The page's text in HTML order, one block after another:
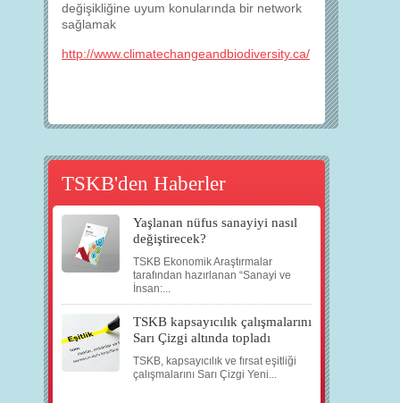
değişikliğine uyum konularında bir network
sağlamak
http://www.climatechangeandbiodiversity.ca/
TSKB'den Haberler
Yaşlanan nüfus sanayiyi nasıl
değiştirecek?
TSKB Ekonomik Araştırmalar
tarafından hazırlanan “Sanayi ve
İnsan:...
TSKB kapsayıcılık çalışmalarını
Sarı Çizgi altında topladı
TSKB, kapsayıcılık ve fırsat eşitliği
çalışmalarını Sarı Çizgi Yeni...